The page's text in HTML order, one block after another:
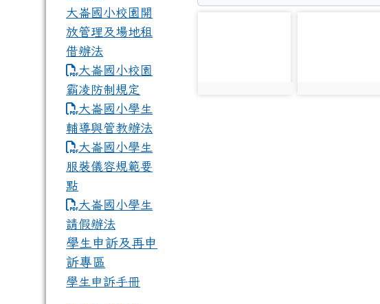
大崙國小校園開
放管理及場地租
借辦法
大崙國小校園
霸凌防制規定
大崙國小學生
輔導與管教辦法
大崙國小學生
服裝儀容規範要
點
link to https://www.dles.tyc.edu.tw/uploads/
大崙國小學生
請假辦法
學生申訴及再申
訴專區
學生申訴手冊